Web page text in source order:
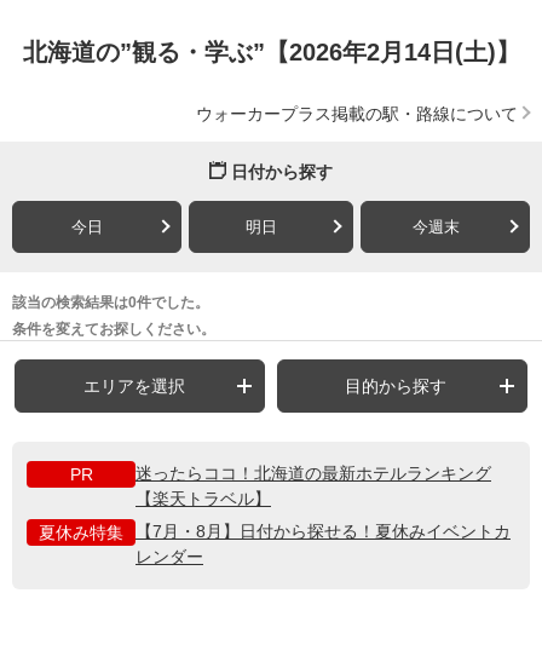
北海道の”観る・学ぶ”【2026年2月14日(土)】
ウォーカープラス掲載の駅・路線について
日付から探す
今日 明日 今週末
該当の検索結果は0件でした。
条件を変えてお探しください。
エリアを選択 目的から探す
PR
迷ったらココ！北海道の最新ホテルランキング
【楽天トラベル】
夏休み特集
【7月・8月】日付から探せる！夏休みイベントカ
レンダー